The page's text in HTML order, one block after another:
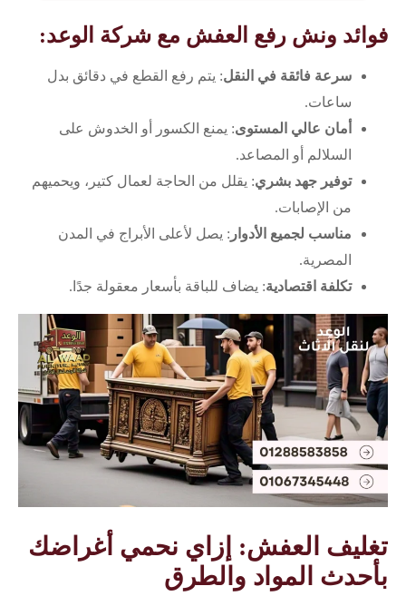
فوائد ونش رفع العفش مع شركة الوعد:
سرعة فائقة في النقل: يتم رفع القطع في دقائق بدل
ساعات.
أمان عالي المستوى: يمنع الكسور أو الخدوش على
السلالم أو المصاعد.
توفير جهد بشري: يقلل من الحاجة لعمال كتير، ويحميهم
من الإصابات.
مناسب لجميع الأدوار : يصل لأعلى الأبراج في المدن
المصرية.
تكلفة اقتصادية: يضاف للباقة بأسعار معقولة جدًا.
تغليف العفش: إزاي نحمي أغراضك
بأحدث المواد والطرق